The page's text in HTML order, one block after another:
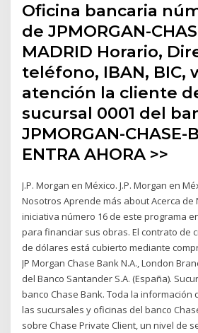
Oficina bancaria
de JPMORGAN-
MADRID Horario,
teléfono, IBAN, BIC,
atención la cliente
sucursal 0001 del
JPMORGAN-CHASE-
ENTRA AHORA >>
J.P. Morgan en México. J.P. Morgan en
Nosotros Aprende más about Acerca de
iniciativa número 16 de este programa
para financiar sus obras. El contrato de
de dólares está cubierto mediante
JP Morgan Chase Bank N.A., London
del Banco Santander S.A. (España).
banco Chase Bank. Toda la información
las sucursales y oficinas del banco
sobre Chase Private Client, un nivel de